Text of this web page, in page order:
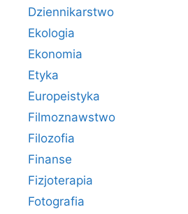
Dziennikarstwo
Ekologia
Ekonomia
Etyka
Europeistyka
Filmoznawstwo
Filozofia
Finanse
Fizjoterapia
Fotografia